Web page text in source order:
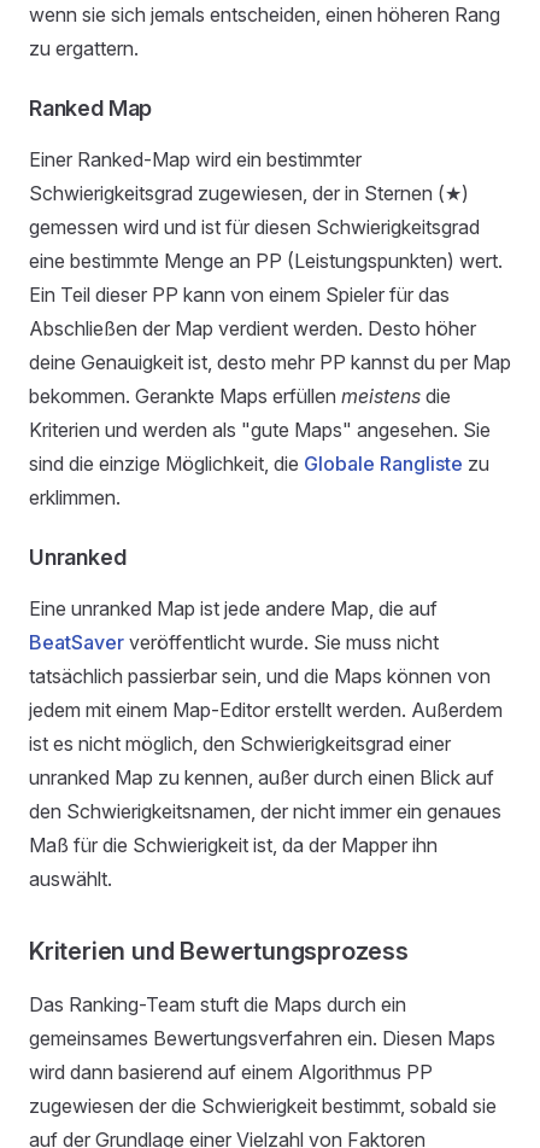
wenn sie sich jemals entscheiden, einen höheren Rang
zu ergattern.
Ranked Map
Einer Ranked-Map wird ein bestimmter
Schwierigkeitsgrad zugewiesen, der in Sternen (★)
gemessen wird und ist für diesen Schwierigkeitsgrad
eine bestimmte Menge an PP (Leistungspunkten) wert.
Ein Teil dieser PP kann von einem Spieler für das
Abschließen der Map verdient werden. Desto höher
deine Genauigkeit ist, desto mehr PP kannst du per Map
bekommen. Gerankte Maps erfüllen meistens die
Kriterien und werden als "gute Maps" angesehen. Sie
sind die einzige Möglichkeit, die Globale Rangliste zu
erklimmen.
Unranked
Eine unranked Map ist jede andere Map, die auf
BeatSaver veröffentlicht wurde. Sie muss nicht
tatsächlich passierbar sein, und die Maps können von
jedem mit einem Map-Editor erstellt werden. Außerdem
ist es nicht möglich, den Schwierigkeitsgrad einer
unranked Map zu kennen, außer durch einen Blick auf
den Schwierigkeitsnamen, der nicht immer ein genaues
Maß für die Schwierigkeit ist, da der Mapper ihn
auswählt.
Kriterien und Bewertungsprozess
Das Ranking-Team stuft die Maps durch ein
gemeinsames Bewertungsverfahren ein. Diesen Maps
wird dann basierend auf einem Algorithmus PP
zugewiesen der die Schwierigkeit bestimmt, sobald sie
auf der Grundlage einer Vielzahl von Faktoren